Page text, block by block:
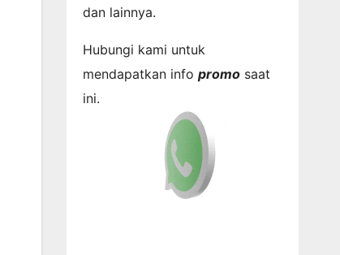
dan lainnya.
Hubungi kami untuk
mendapatkan info promosaat
ini.